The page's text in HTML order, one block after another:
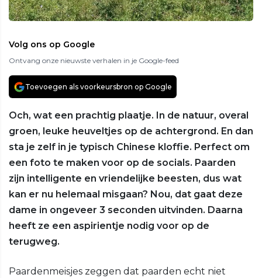
Volg ons op Google
Ontvang onze nieuwste verhalen in je Google-feed
Toevoegen als voorkeursbron op Google
Och, wat een prachtig plaatje. In de natuur, overal
groen, leuke heuveltjes op de achtergrond. En dan
sta je zelf in je typisch Chinese kloffie. Perfect om
een foto te maken voor op de socials. Paarden
zijn intelligente en vriendelijke beesten, dus wat
kan er nu helemaal misgaan? Nou, dat gaat deze
dame in ongeveer 3 seconden uitvinden. Daarna
heeft ze een aspirientje nodig voor op de
terugweg.
Paardenmeisjes zeggen dat paarden echt niet